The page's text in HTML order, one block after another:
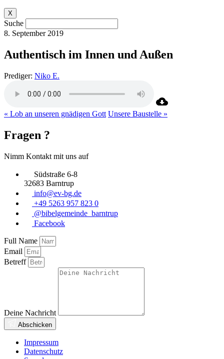
X
Suche
8. September 2019
Authentisch im Innen und Außen
Prediger: Niko E.
« Lob an unseren gnädigen Gott Unsere Baustelle »
Fragen ?
Nimm Kontakt mit uns auf
Südstraße 6-8
32683 Barntrup
info@ev-bg.de
+49 5263 957 823 0
@bibelgemeinde_barntrup
Facebook
Full Name
Email
Betreff
Deine Nachricht
Abschicken
Impressum
Datenschutz